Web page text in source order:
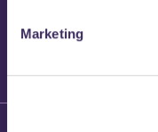
Marketing